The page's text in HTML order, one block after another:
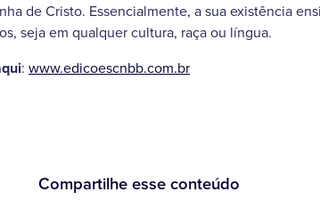
de Cristo. Essencialmente, a sua existência
seja em qualquer cultura, raça ou língua.
: www.edicoescnbb.com.br
Compartilhe esse conteúdo